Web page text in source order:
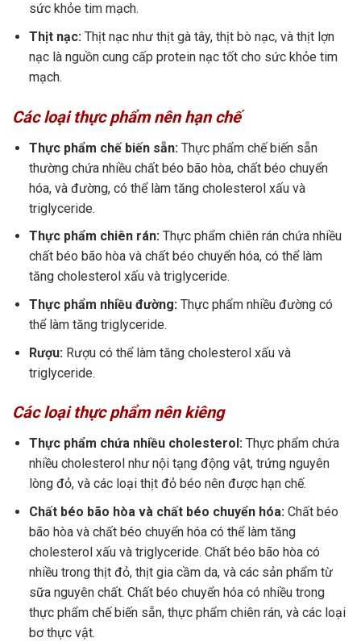
sức khỏe tim mạch.
Thịt nạc:Thịt nạc như thịt gà tây, thịt bò nạc, và thịt lợn
nạc là nguồn cung cấp protein nạc tốt cho sức khỏe tim
mạch.
Các loại thực phẩm nên hạn chế
Thực phẩm chế biến sẵn:Thực phẩm chế biến sẵn
thường chứa nhiều chất béo bão hòa, chất béo chuyển
hóa, và đường, có thể làm tăng cholesterol xấu và
triglyceride.
Thực phẩm chiên rán:Thực phẩm chiên rán chứa nhiều
chất béo bão hòa và chất béo chuyển hóa, có thể làm
tăng cholesterol xấu và triglyceride.
Thực phẩm nhiều đường:Thực phẩm nhiều đường có
thể làm tăng triglyceride.
Rượu: Rượu có thể làm tăng cholesterol xấu và
triglyceride.
Các loại thực phẩm nên kiêng
Thực phẩm chứa nhiều cholesterol:Thực phẩm chứa
nhiều cholesterol như nội tạng động vật, trứng nguyên
lòng đỏ, và các loại thịt đỏ béo nên được hạn chế.
Chất béo bão hòa và chất béo chuyển hóa:Chất béo
bão hòa và chất béo chuyển hóa có thể làm tăng
cholesterol xấu và triglyceride. Chất béo bão hòa có
nhiều trong thịt đỏ, thịt gia cầm da, và các sản phẩm từ
sữa nguyên chất. Chất béo chuyển hóa có nhiều trong
thực phẩm chế biến sẵn, thực phẩm chiên rán, và các loại
bơ thực vật.